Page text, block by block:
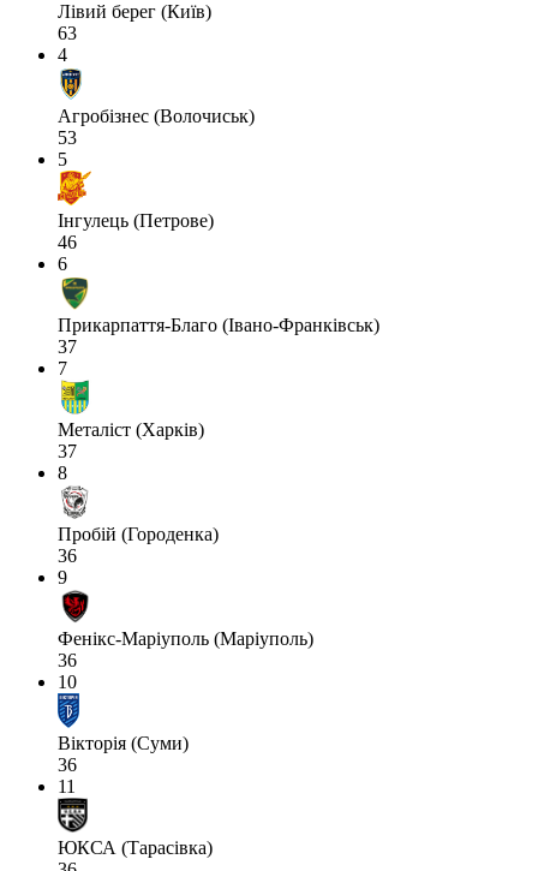
Лівий берег (Київ)
63
4
Агробізнес (Волочиськ)
53
5
Інгулець (Петрове)
46
6
Прикарпаття-Благо (Івано-Франківськ)
37
7
Металіст (Харків)
37
8
Пробій (Городенка)
36
9
Фенікс-Маріуполь (Маріуполь)
36
10
Вікторія (Суми)
36
11
ЮКСА (Тарасівка)